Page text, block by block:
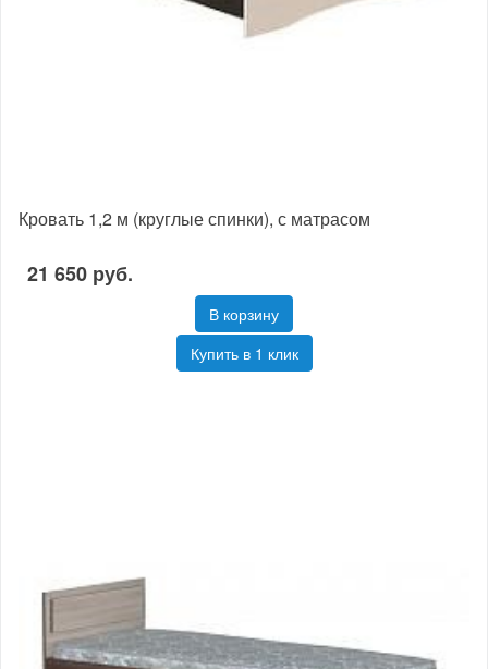
Кровать 1,2 м (круглые спинки), с матрасом
21 650 руб.
В корзину
Купить в 1 клик